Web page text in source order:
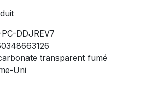
DDJREV7
transparent fumé
Uni